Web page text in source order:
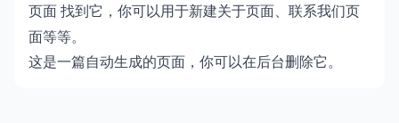
页面 找到它，你可以用于新建关于页面、联系我们页
面等等。
这是一篇自动生成的页面，你可以在后台删除它。